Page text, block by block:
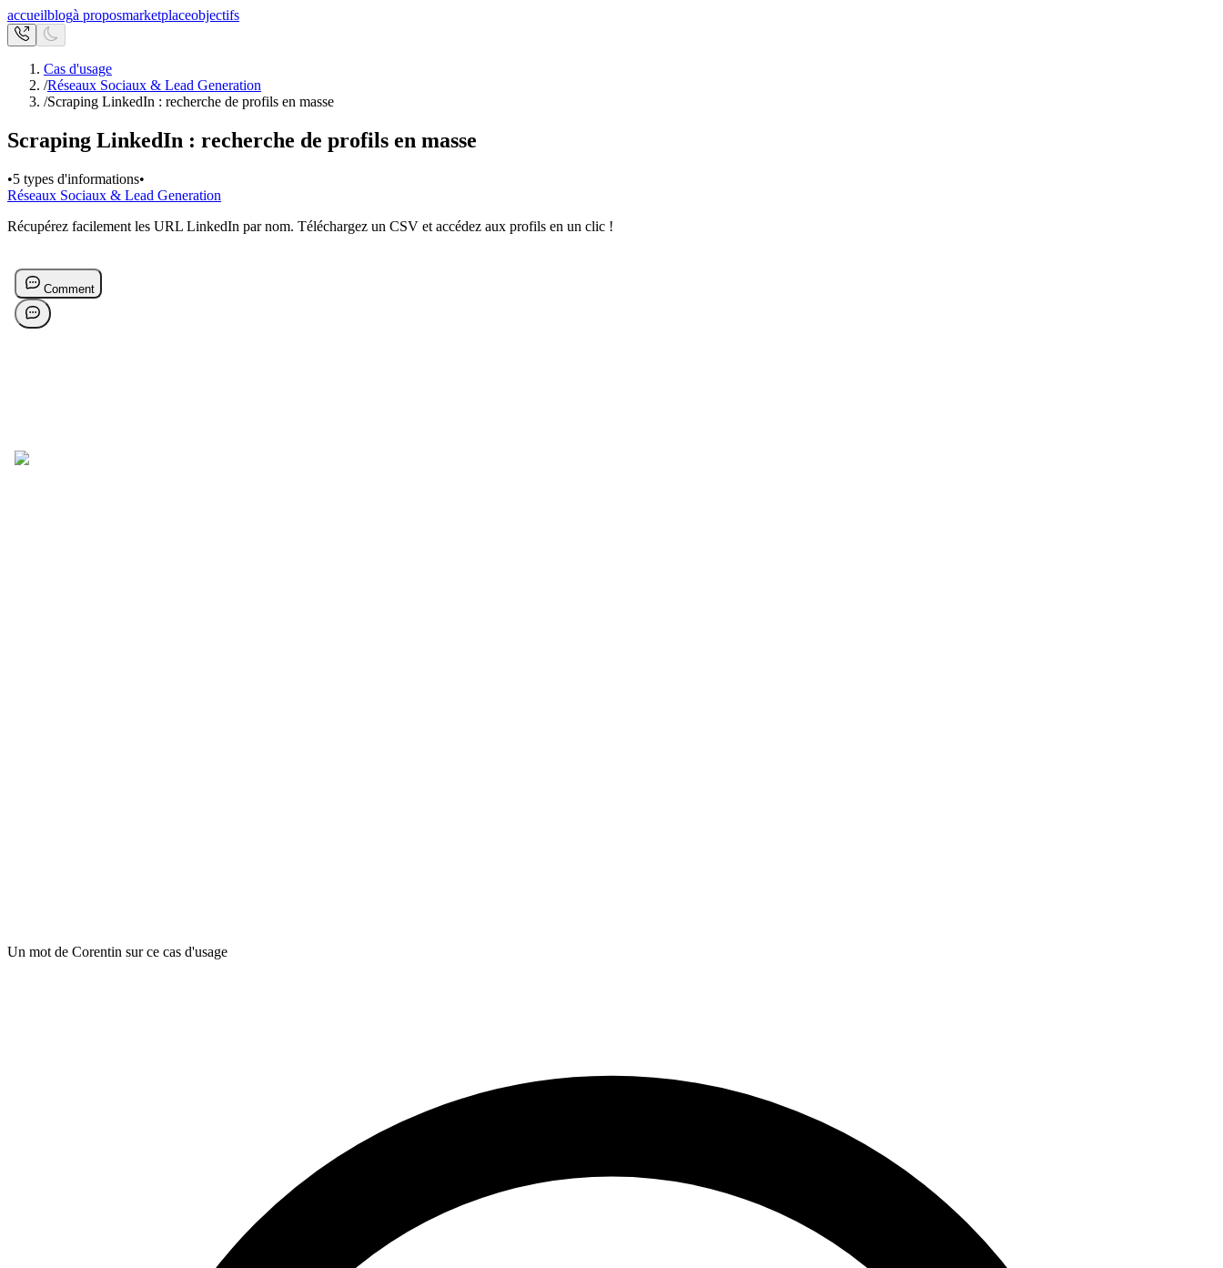
accueilblogà proposmarketplaceobjectifs
Cas d'usage
/Réseaux Sociaux & Lead Generation
/Scraping LinkedIn : recherche de profils en masse
Scraping LinkedIn : recherche de profils en masse
•5 types d'informations•
Réseaux Sociaux & Lead Generation
Récupérez facilement les URL LinkedIn par nom. Téléchargez un CSV et accédez aux profils en un clic !
Un mot de Corentin sur ce cas d'usage